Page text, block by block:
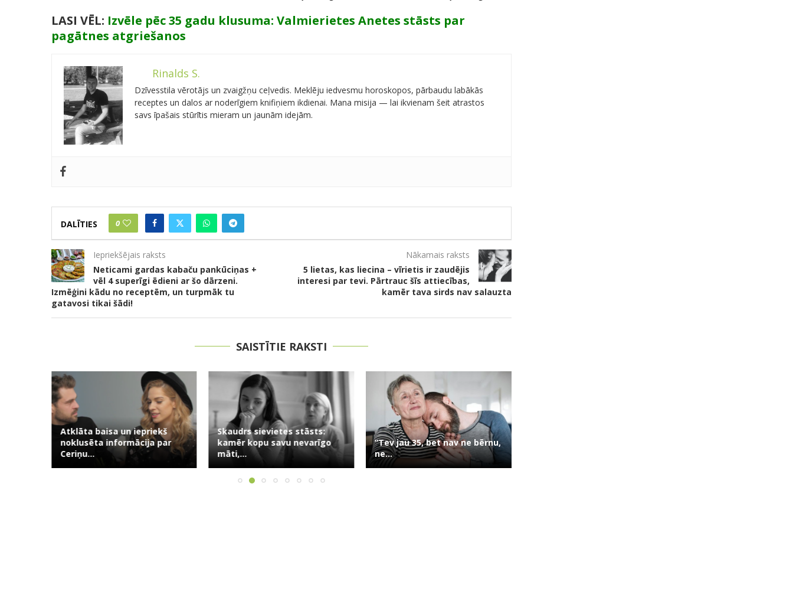
LASI VĒL: Izvēle pēc 35 gadu klusuma: Valmierietes Anetes stāsts par
pagātnes atgriešanos
Rinalds S.
Dzīvesstila vērotājs un zvaigžņu ceļvedis. Meklēju iedvesmu horoskopos, pārbaudu labākās
receptes un dalos ar noderīgiem knifiņiem ikdienai. Mana misija — lai ikvienam šeit atrastos
savs īpašais stūrītis mieram un jaunām idejām.
DALĪTIES 0
Iepriekšējais raksts
Neticami gardas kabaču pankūciņas +
vēl 4 superīgi ēdieni ar šo dārzeni.
Izmēģini kādu no receptēm, un turpmāk tu
gatavosi tikai šādi!
Nākamais raksts
5 lietas, kas liecina – vīrietis ir zaudējis
interesi par tevi. Pārtrauc šīs attiecības,
kamēr tava sirds nav salauzta
SAISTĪTIE RAKSTI
Atklāta baisa un iepriekš
noklusēta informācija par
Ceriņu...
Skaudrs sievietes stāsts:
kamēr kopu savu nevarīgo
māti,...
“Tev jau 35, bet nav ne bērnu,
ne...